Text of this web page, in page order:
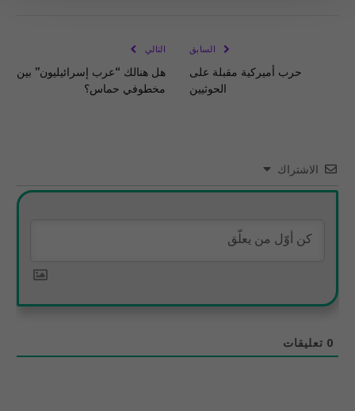
السابق
حرب أميركية مقبلة على
الحوثيين
التالي
هل هنالك “عرب إسرائيليون” بين
مخطوفي حماس؟
الاشتراك
0 تعليقات